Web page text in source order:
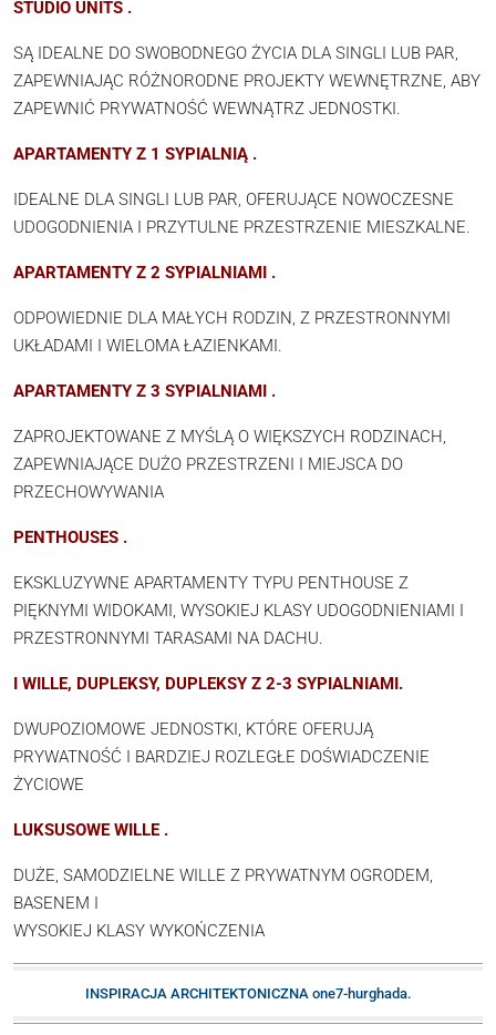
STUDIO UNITS .
SĄ IDEALNE DO SWOBODNEGO ŻYCIA DLA SINGLI LUB PAR,
ZAPEWNIAJĄC RÓŻNORODNE PROJEKTY WEWNĘTRZNE, ABY
ZAPEWNIĆ PRYWATNOŚĆ WEWNĄTRZ JEDNOSTKI.
APARTAMENTY Z 1 SYPIALNIĄ .
IDEALNE DLA SINGLI LUB PAR, OFERUJĄCE NOWOCZESNE
UDOGODNIENIA I PRZYTULNE PRZESTRZENIE MIESZKALNE.
APARTAMENTY Z 2 SYPIALNIAMI .
ODPOWIEDNIE DLA MAŁYCH RODZIN, Z PRZESTRONNYMI
UKŁADAMI I WIELOMA ŁAZIENKAMI.
APARTAMENTY Z 3 SYPIALNIAMI .
ZAPROJEKTOWANE Z MYŚLĄ O WIĘKSZYCH RODZINACH,
ZAPEWNIAJĄCE DUŻO PRZESTRZENI I MIEJSCA DO
PRZECHOWYWANIA
PENTHOUSES .
EKSKLUZYWNE APARTAMENTY TYPU PENTHOUSE Z
PIĘKNYMI WIDOKAMI, WYSOKIEJ KLASY UDOGODNIENIAMI I
PRZESTRONNYMI TARASAMI NA DACHU.
I WILLE, DUPLEKSY, DUPLEKSY Z 2-3 SYPIALNIAMI.
DWUPOZIOMOWE JEDNOSTKI, KTÓRE OFERUJĄ
PRYWATNOŚĆ I BARDZIEJ ROZLEGŁE DOŚWIADCZENIE
ŻYCIOWE
LUKSUSOWE WILLE .
DUŻE, SAMODZIELNE WILLE Z PRYWATNYM OGRODEM,
BASENEM I
WYSOKIEJ KLASY WYKOŃCZENIA
INSPIRACJA ARCHITEKTONICZNA one7-hurghada.